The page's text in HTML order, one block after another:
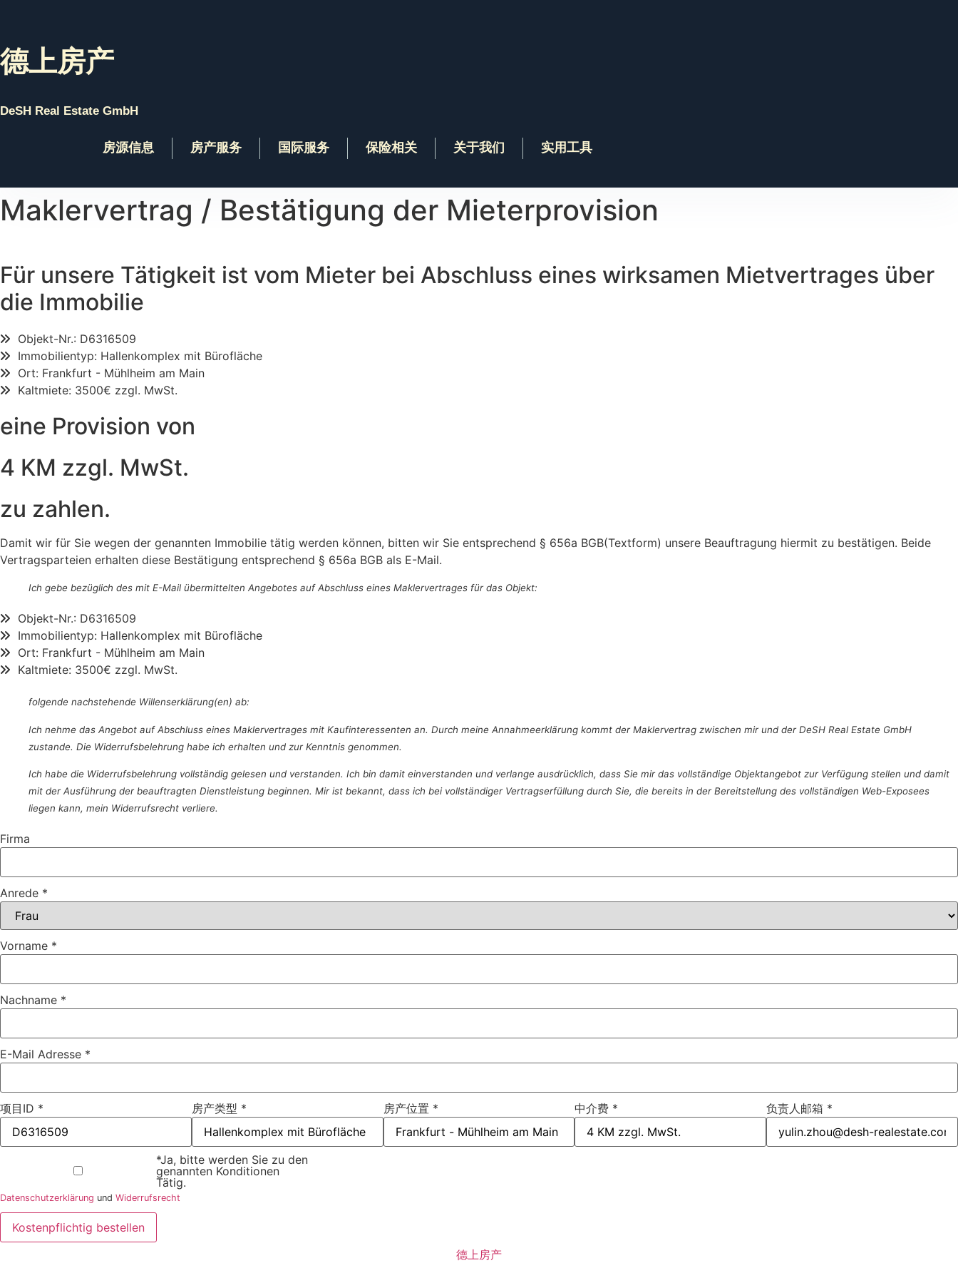
德上房产
DeSH Real Estate GmbH
房源信息 房产服务 国际服务 保险相关 关于我们 实用工具
Maklervertrag / Bestätigung der Mieterprovision
Für unsere Tätigkeit ist vom Mieter bei Abschluss eines wirksamen Mietvertrages über
die Immobilie
Objekt-Nr.: D6316509
Immobilientyp: Hallenkomplex mit Bürofläche
Ort: Frankfurt - Mühlheim am Main
Kaltmiete: 3500€ zzgl. MwSt.
eine Provision von
4 KM zzgl. MwSt.
zu zahlen.
Damit wir für Sie wegen der genannten Immobilie tätig werden können, bitten wir Sie entsprechend § 656a BGB(Textform) unsere Beauftragung hiermit zu bestätigen. Beide
Vertragsparteien erhalten diese Bestätigung entsprechend § 656a BGB als E-Mail.
Ich gebe bezüglich des mit E-Mail übermittelten Angebotes auf Abschluss eines Maklervertrages für das Objekt:
Objekt-Nr.: D6316509
Immobilientyp: Hallenkomplex mit Bürofläche
Ort: Frankfurt - Mühlheim am Main
Kaltmiete: 3500€ zzgl. MwSt.
folgende nachstehende Willenserklärung(en) ab:
Ich nehme das Angebot auf Abschluss eines Maklervertrages mit Kaufinteressenten an. Durch meine Annahmeerklärung kommt der Maklervertrag zwischen mir und der DeSH Real Estate GmbH
zustande. Die Widerrufsbelehrung habe ich erhalten und zur Kenntnis genommen.
Ich habe die Widerrufsbelehrung vollständig gelesen und verstanden. Ich bin damit einverstanden und verlange ausdrücklich, dass Sie mir das vollständige Objektangebot zur Verfügung stellen und damit
mit der Ausführung der beauftragten Dienstleistung beginnen. Mir ist bekannt, dass ich bei vollständiger Vertragserfüllung durch Sie, die bereits in der Bereitstellung des vollständigen Web-Exposees
liegen kann, mein Widerrufsrecht verliere.
Firma
Anrede *
Vorname *
Nachname *
E-Mail Adresse *
项目ID * 房产类型 * 房产位置 * 中介费 * 负责人邮箱 *
*Ja, bitte werden Sie zu den
genannten Konditionen
Tätig.
Datenschutzerklärung und Widerrufsrecht
Kostenpflichtig bestellen
德上房产